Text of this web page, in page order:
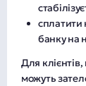
сплатити
банку на
Для
можуть